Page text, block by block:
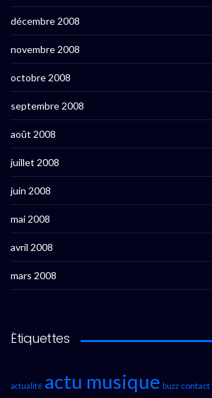
décembre 2008
novembre 2008
octobre 2008
septembre 2008
août 2008
juillet 2008
juin 2008
mai 2008
avril 2008
mars 2008
Étiquettes
actualité actu musique buzz contact